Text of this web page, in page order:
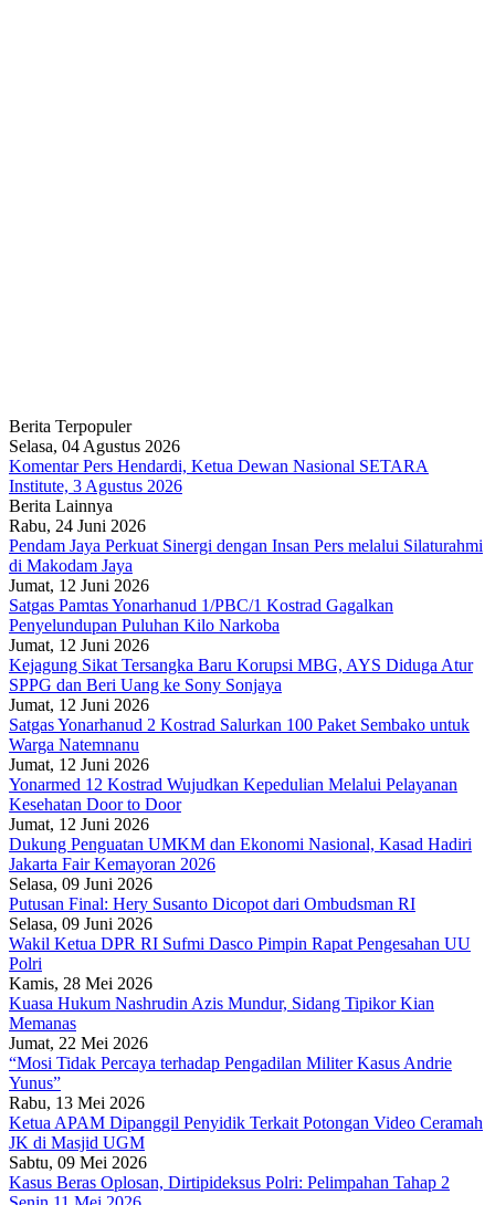
Berita Terpopuler
Selasa, 04 Agustus 2026
Komentar Pers Hendardi, Ketua Dewan Nasional SETARA
Institute, 3 Agustus 2026
Berita Lainnya
Rabu, 24 Juni 2026
Pendam Jaya Perkuat Sinergi dengan Insan Pers melalui Silaturahmi
di Makodam Jaya
Jumat, 12 Juni 2026
Satgas Pamtas Yonarhanud 1/PBC/1 Kostrad Gagalkan
Penyelundupan Puluhan Kilo Narkoba
Jumat, 12 Juni 2026
Kejagung Sikat Tersangka Baru Korupsi MBG, AYS Diduga Atur
SPPG dan Beri Uang ke Sony Sonjaya
Jumat, 12 Juni 2026
Satgas Yonarhanud 2 Kostrad Salurkan 100 Paket Sembako untuk
Warga Natemnanu
Jumat, 12 Juni 2026
Yonarmed 12 Kostrad Wujudkan Kepedulian Melalui Pelayanan
Kesehatan Door to Door
Jumat, 12 Juni 2026
Dukung Penguatan UMKM dan Ekonomi Nasional, Kasad Hadiri
Jakarta Fair Kemayoran 2026
Selasa, 09 Juni 2026
Putusan Final: Hery Susanto Dicopot dari Ombudsman RI
Selasa, 09 Juni 2026
Wakil Ketua DPR RI Sufmi Dasco Pimpin Rapat Pengesahan UU
Polri
Kamis, 28 Mei 2026
Kuasa Hukum Nashrudin Azis Mundur, Sidang Tipikor Kian
Memanas
Jumat, 22 Mei 2026
“Mosi Tidak Percaya terhadap Pengadilan Militer Kasus Andrie
Yunus”
Rabu, 13 Mei 2026
Ketua APAM Dipanggil Penyidik Terkait Potongan Video Ceramah
JK di Masjid UGM
Sabtu, 09 Mei 2026
Kasus Beras Oplosan, Dirtipideksus Polri: Pelimpahan Tahap 2